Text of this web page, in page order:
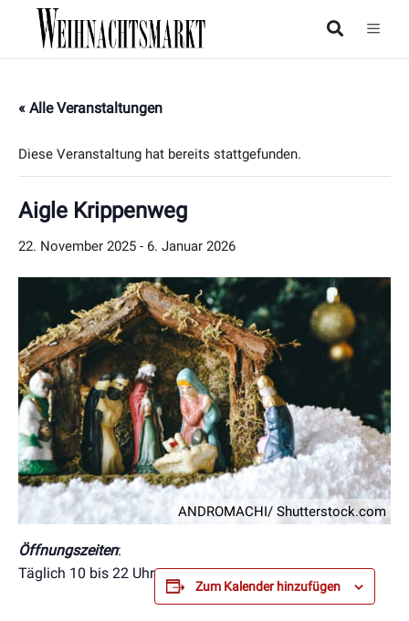
« Alle Veranstaltungen
Diese Veranstaltung hat bereits stattgefunden.
Aigle Krippenweg
22. November 2025 - 6. Januar 2026
ANDROMACHI/ Shutterstock.com
Öffnungszeiten:
Täglich 10 bis 22 Uhr
Zum Kalender hinzufügen